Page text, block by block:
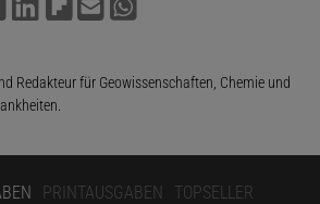
Redakteur für Geowissenschaften, Chemie und
PRINTAUSGABEN TOPSELLER